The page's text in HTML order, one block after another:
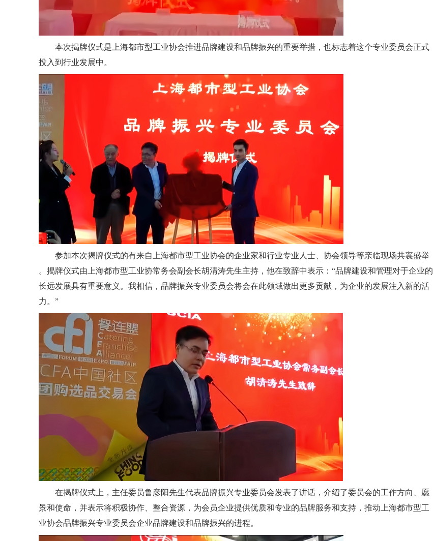
本次揭牌仪式是上海都市型工业协会推进品牌建设和品牌振兴的重要举措，也标志着这个专业委员会正式
投入到行业发展中。
参加本次揭牌仪式的有来自上海都市型工业协会的企业家和行业专业人士、协会领导等亲临现场共襄盛举
。揭牌仪式由上海都市型工业协常务会副会长胡清涛先生主持，他在致辞中表示：“品牌建设和管理对于企业的
长远发展具有重要意义。我相信，品牌振兴专业委员会将会在此领域做出更多贡献，为企业的发展注入新的活
力。”
在揭牌仪式上，主任委员鲁彦阳先生代表品牌振兴专业委员会发表了讲话，介绍了委员会的工作方向、愿
景和使命，并表示将积极协作、整合资源，为会员企业提供优质和专业的品牌服务和支持，推动上海都市型工
业协会品牌振兴专业委员会企业品牌建设和品牌振兴的进程。